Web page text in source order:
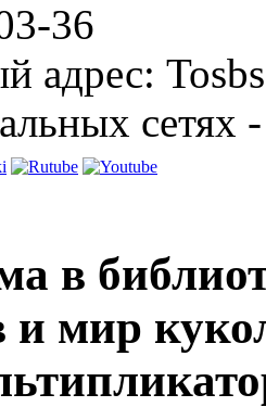
36
адрес:
сетях
в
и мир